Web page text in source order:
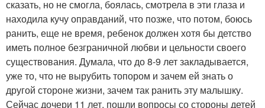
сказать, но не смогла, боялась, смотрела в эти глаза и
находила кучу оправданий, что позже, что потом, боюсь
ранить, еще не время, ребенок должен хотя бы детство
иметь полное безграничной любви и цельности своего
существования. Думала, что до 8-9 лет закладывается,
уже то, что не вырубить топором и зачем ей знать о
другой стороне жизни, зачем так ранить эту малышку.
Сейчас дочери 11 лет, пошли вопросы со стороны детей